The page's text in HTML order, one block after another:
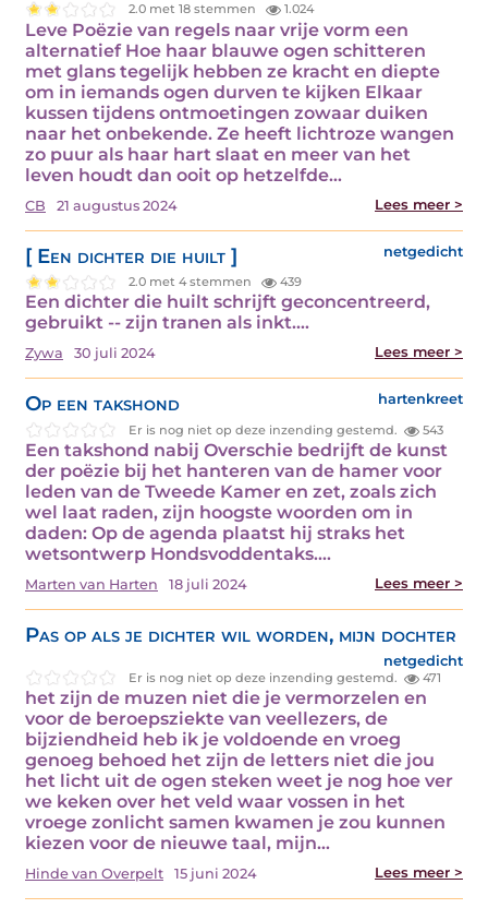
2.0 met 18 stemmen 1.024
Leve Poëzie van regels naar vrije vorm een
alternatief Hoe haar blauwe ogen schitteren
met glans tegelijk hebben ze kracht en diepte
om in iemands ogen durven te kijken Elkaar
kussen tijdens ontmoetingen zowaar duiken
naar het onbekende. Ze heeft lichtroze wangen
zo puur als haar hart slaat en meer van het
leven houdt dan ooit op hetzelfde…
CB 21 augustus 2024 Lees meer >
[ Een dichter die huilt ] netgedicht
2.0 met 4 stemmen 439
Een dichter die huilt schrijft geconcentreerd,
gebruikt -- zijn tranen als inkt.…
Zywa 30 juli 2024 Lees meer >
Op een takshond hartenkreet
Er is nog niet op deze inzending gestemd. 543
Een takshond nabij Overschie bedrijft de kunst
der poëzie bij het hanteren van de hamer voor
leden van de Tweede Kamer en zet, zoals zich
wel laat raden, zijn hoogste woorden om in
daden: Op de agenda plaatst hij straks het
wetsontwerp Hondsvoddentaks.…
Marten van Harten 18 juli 2024 Lees meer >
Pas op als je dichter wil worden, mijn dochter
netgedicht
Er is nog niet op deze inzending gestemd. 471
het zijn de muzen niet die je vermorzelen en
voor de beroepsziekte van veellezers, de
bijziendheid heb ik je voldoende en vroeg
genoeg behoed het zijn de letters niet die jou
het licht uit de ogen steken weet je nog hoe ver
we keken over het veld waar vossen in het
vroege zonlicht samen kwamen je zou kunnen
kiezen voor de nieuwe taal, mijn…
Hinde van Overpelt 15 juni 2024 Lees meer >